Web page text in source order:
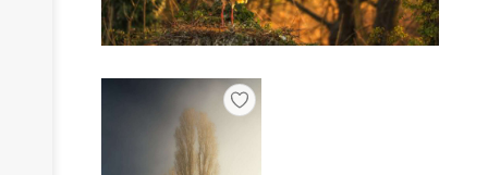
AUSSTELLUNGEN
KONTAKT